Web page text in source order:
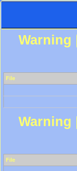
Warning
File
Warning
File